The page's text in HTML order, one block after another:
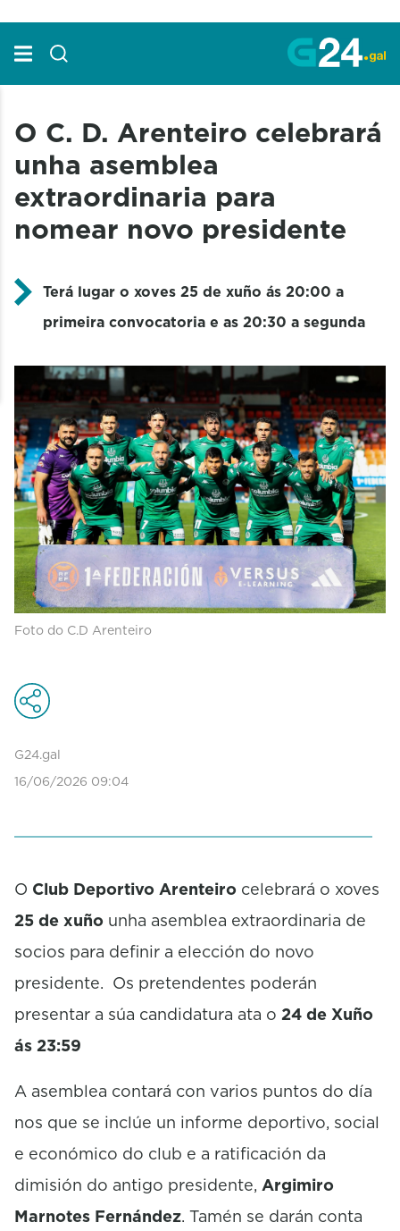
O C. D. Arenteiro celebrará
unha asemblea
extraordinaria para
nomear novo presidente
Terá lugar o xoves 25 de xuño ás 20:00 a
primeira convocatoria e as 20:30 a segunda
Foto do C.D Arenteiro
G24.gal
16/06/2026 09:04
O Club Deportivo Arenteiro celebrará o xoves
25 de xuño unha asemblea extraordinaria de
socios para definir a elección do novo
presidente. Os pretendentes poderán
presentar a súa candidatura ata o 24 de Xuño
ás 23:59
A asemblea contará con varios puntos do día
nos que se inclúe un informe deportivo, social
e económico do club e a ratificación da
dimisión do antigo presidente, Argimiro
Marnotes Fernández. Tamén se darán conta